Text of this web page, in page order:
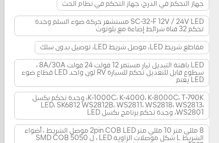
جهاز التحكم في الدرج، جهاز التحكم في نظام الحث
SC-32-F 12V / 24V LED مستشعر حركة ضوء السلم وحدة
تحكم 32 قناة شرائط إضاءة مع بلوتوث
مقاطع شريط LED، موصل شريط LED، توصيل بدون سلك
LED باهتة التبديل تيار مستمر 12 فولت 24 فولت 8A/30A ،
سطوع قابل للتعديل تحكم للسيارة RV لون واحد LED قطاع ضوء
LED يعتم
K-1000C، K-4000، K-8000C، T-790K، وحدة تحكم بكسل
LED، SK6812 WS2812B، WS2811، WS2818، WS2813،
WS2801، وحدة تحكم برنامج بكسل LED
8 مللي متر 10 مللي متر 2pin COB LED موصل الشريط ، أضواء
الشريط L شكل موصلات الزاوية LED ، ل SMD COB 5050